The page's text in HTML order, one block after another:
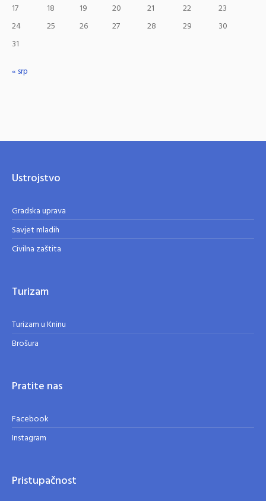
17
18 19 20 21 22
23
24
25 26 27 28 29
30
31
« srp
Ustrojstvo
Gradska uprava
Savjet mladih
Civilna zaštita
Turizam
Turizam u Kninu
Brošura
Pratite nas
Facebook
Instagram
Pristupačnost